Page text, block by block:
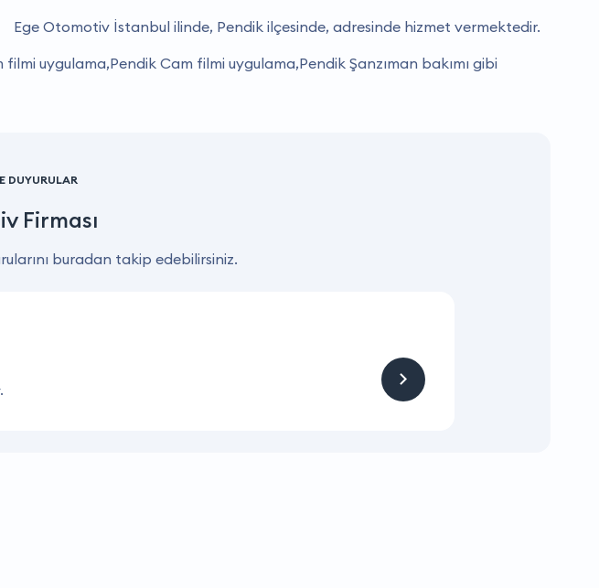
Ege Otomotiv İstanbul ilinde, Pendik ilçesinde, adresinde hizmet vermektedir.
uygulama,Pendik Cam filmi uygulama,Pendik Şanzıman bakımı gibi
DUYURULAR
Firması
buradan takip edebilirsiniz.